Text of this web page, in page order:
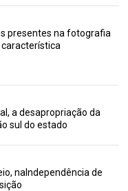
presentes na fotografia
a desapropriação da
sul do estado
naIndependência de